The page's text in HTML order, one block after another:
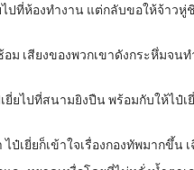
ไปที่ห้องทำงาน แต่กลับขอให้จ้าว
ม เสียงของพวกเขาดังกระหึ่มจน
ยี่ยไปที่สนามยิงปืน พร้อมกับให้ไป๋เ
ไป๋เยี่ยก็เข้าใจเรื่องกองทัพมาก